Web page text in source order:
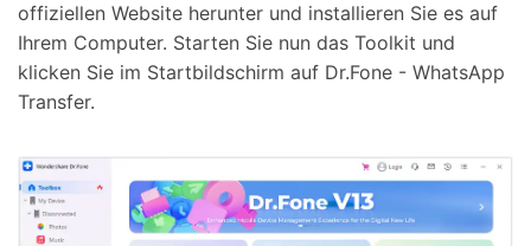
offiziellen Website herunter und installieren Sie es auf
Ihrem Computer. Starten Sie nun das Toolkit und
klicken Sie im Startbildschirm auf Dr.Fone - WhatsApp
Transfer.